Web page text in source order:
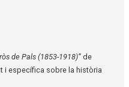
de Pals (1853-1918)” de
i específica sobre la història